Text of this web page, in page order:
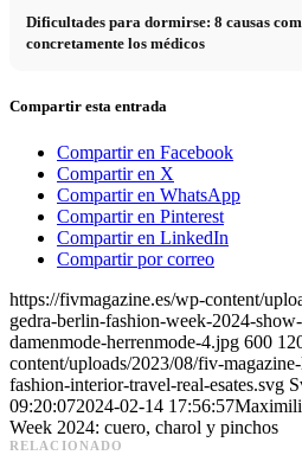
Dificultades para dormirse: 8 causas
concretamente los médicos
Compartir esta entrada
Compartir en Facebook
Compartir en X
Compartir en WhatsApp
Compartir en Pinterest
Compartir en LinkedIn
Compartir por correo
https://fivmagazine.es/wp-content/
gedra-berlin-fashion-week-2024-
damenmode-herrenmode-4.jpg 600
content/uploads/2023/08/fiv-
fashion-interior-travel-real-esates.svg
09:20:072024-02-14 17:56:57
Week 2024: cuero, charol y pinchos
RELACIONADO